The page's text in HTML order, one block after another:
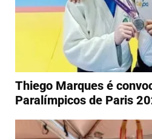
Thiego Marques é
Paralímpicos de Paris